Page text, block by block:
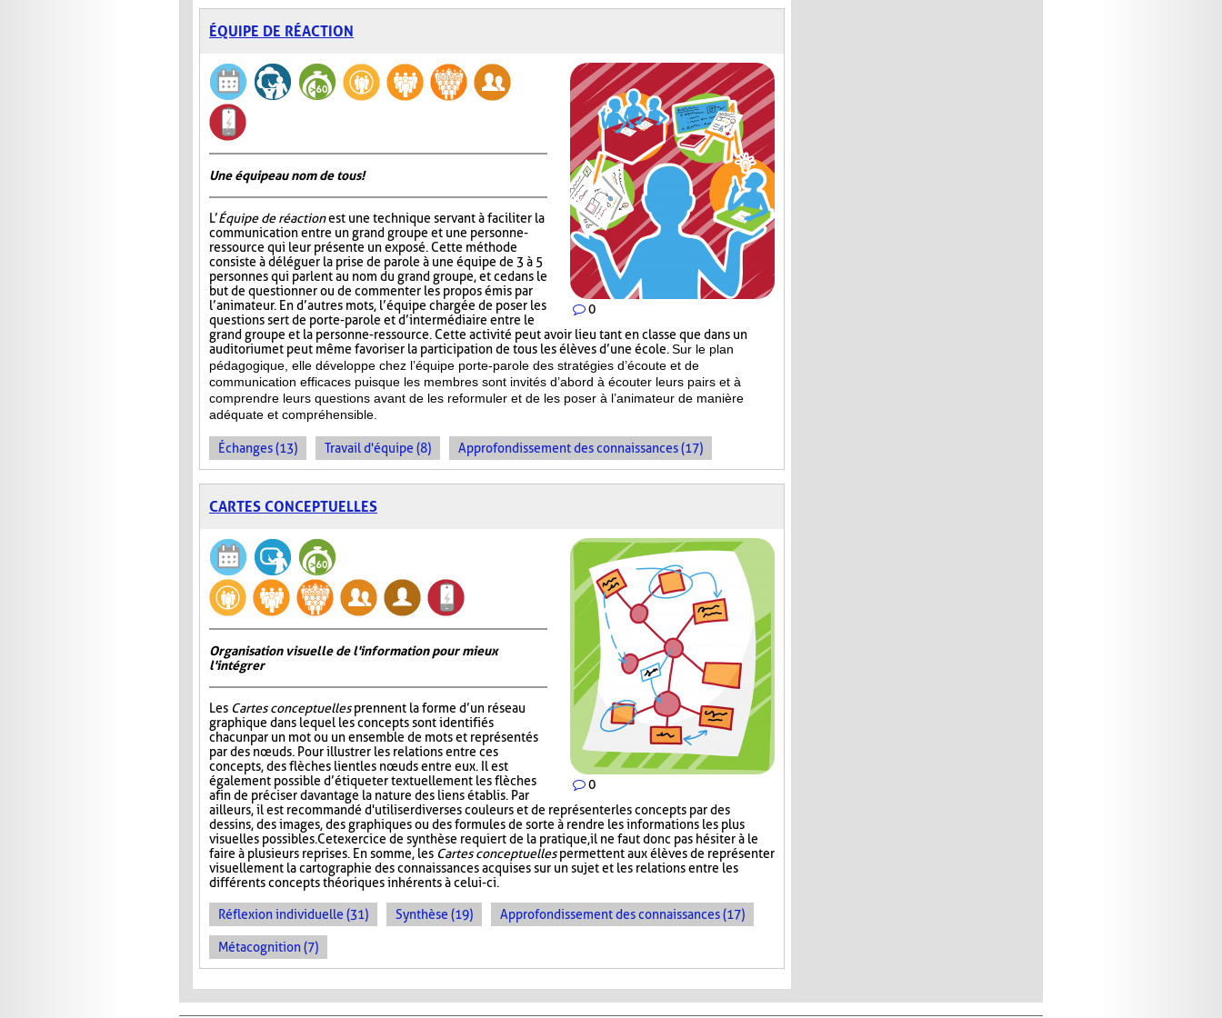
ÉQUIPE DE RÉACTION
0
Une équipe au nom de tous!
L’Équipe de réactionest une technique servant à faciliter la
communication entre un grand groupe et une personne-
ressource qui leur présente un exposé. Cette méthode
consiste à déléguer la prise de parole à une équipe de 3 à 5
personnes qui parlent au nom du grand groupe, et ce dans le
but de questionner ou de commenter les propos émis par
l’animateur. En d’autres mots, l’équipe chargée de poser les
questions sert de porte-parole et d’intermédiaire entre le
grand groupe et la personne-ressource. Cette activité peut avoir lieu tant en classe que dans un
auditorium et peut même favoriser la participation de tous les élèves d’une école.Sur le plan
pédagogique, elle développe chez l’équipe porte-parole des stratégies d’écoute et de
communication efficaces puisque les membres sont invités d’abord à écouter leurs pairs et à
comprendre leurs questions avant de les reformuler et de les poser à l’animateur de manière
adéquate et compréhensible.
Échanges (13) Travail d'équipe (8) Approfondissement des connaissances (17)
CARTES CONCEPTUELLES
0
Organisation visuelle de l'information pour mieux
l'intégrer
Les Cartes conceptuellesprennent la forme d’un réseau
graphique dans lequel les concepts sont identifiés
chacun par un mot ou un ensemble de mots et représentés
par des nœuds. Pour illustrer les relations entre ces
concepts, des flèches lient les nœuds entre eux. Il est
également possible d’étiqueter textuellement les flèches
afin de préciser davantage la nature des liens établis. Par
ailleurs, il est recommandé d'utiliser diverses couleurs et de représenter les concepts par des
dessins, des images, des graphiques ou des formules de sorte à rendre les informations les plus
visuelles possibles. Cet exercice de synthèse requiert de la pratique, il ne faut donc pas hésiter à le
faire à plusieurs reprises. En somme, les Cartes conceptuellespermettent aux élèves de représenter
visuellement la cartographie des connaissances acquises sur un sujet et les relations entre les
différents concepts théoriques inhérents à celui-ci.
Réflexion individuelle (31) Synthèse (19) Approfondissement des connaissances (17)
Métacognition (7)